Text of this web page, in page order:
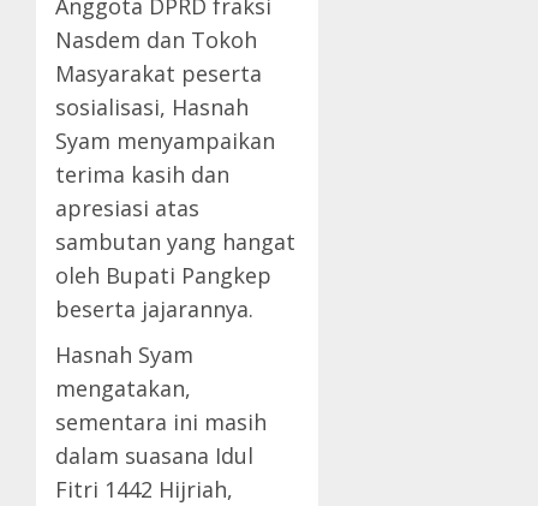
Anggota DPRD fraksi
Nasdem dan Tokoh
Masyarakat peserta
sosialisasi, Hasnah
Syam menyampaikan
terima kasih dan
apresiasi atas
sambutan yang hangat
oleh Bupati Pangkep
beserta jajarannya.
Hasnah Syam
mengatakan,
sementara ini masih
dalam suasana Idul
Fitri 1442 Hijriah,